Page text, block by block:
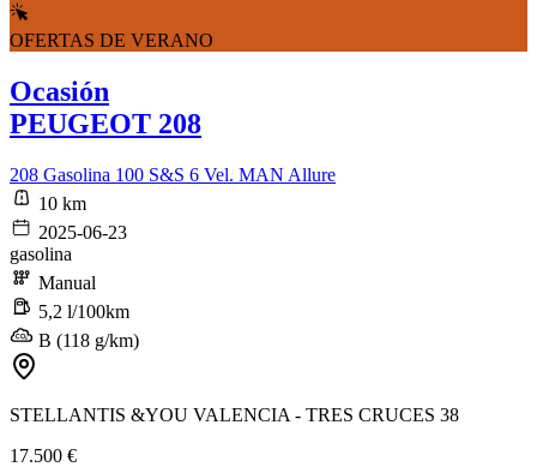
OFERTAS DE VERANO
Ocasión
PEUGEOT 208
208 Gasolina 100 S&S 6 Vel. MAN Allure
10 km
2025-06-23
gasolina
Manual
5,2 l/100km
B (118 g/km)
STELLANTIS &YOU VALENCIA - TRES CRUCES 38
17.500 €